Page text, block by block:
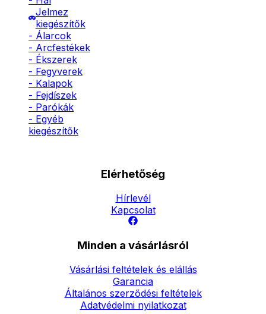
Jelmez
kiegészítők
- Álarcok
- Arcfestékek
- Ékszerek
- Fegyverek
- Kalapok
- Fejdíszek
- Parókák
- Egyéb
kiegészítők
Elérhetőség
Hírlevél
Kapcsolat
Minden a vásárlásról
Vásárlási feltételek és elállás
Garancia
Általános szerződési feltételek
Adatvédelmi nyilatkozat